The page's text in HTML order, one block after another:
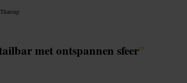
Thatsup
met ontspannen sfeer”